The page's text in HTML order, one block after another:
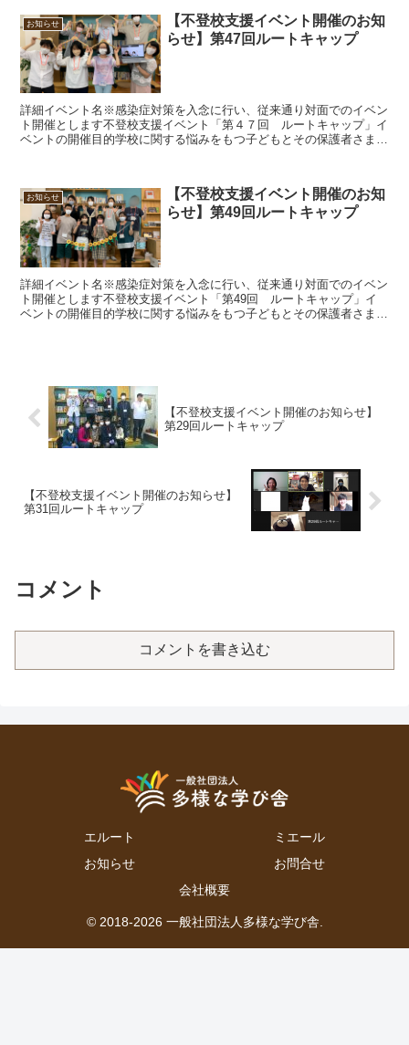
お知らせ
【不登校支援イベント開催のお知
らせ】第47回ルートキャップ
詳細イベント名※感染症対策を入念に行い、従来通り対面でのイベン
ト開催とします不登校支援イベント「第４７回 ルートキャップ」イ
ベントの開催目的学校に関する悩みをもつ子どもとその保護者さまに
お知らせ
【不登校支援イベント開催のお知
らせ】第49回ルートキャップ
詳細イベント名※感染症対策を入念に行い、従来通り対面でのイベン
ト開催とします不登校支援イベント「第49回 ルートキャップ」イ
ベントの開催目的学校に関する悩みをもつ子どもとその保護者さまに
【不登校支援イベント開催のお知らせ】
第29回ルートキャップ
【不登校支援イベント開催のお知らせ】
第31回ルートキャップ
コメント
コメントを書き込む
エルート
ミエール
お知らせ
お問合せ
会社概要
© 2018-2026 一般社団法人多様な学び舎.